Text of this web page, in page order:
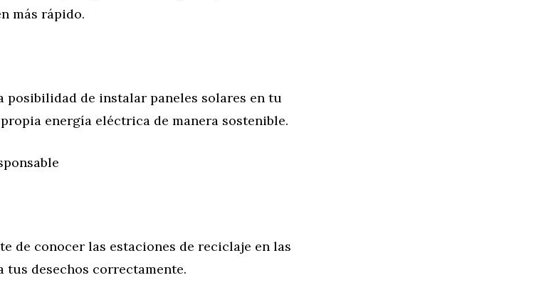
más rápido.
posibilidad de instalar paneles solares en tu
energía eléctrica de manera sostenible.
de conocer las estaciones de reciclaje en las
tus desechos correctamente.